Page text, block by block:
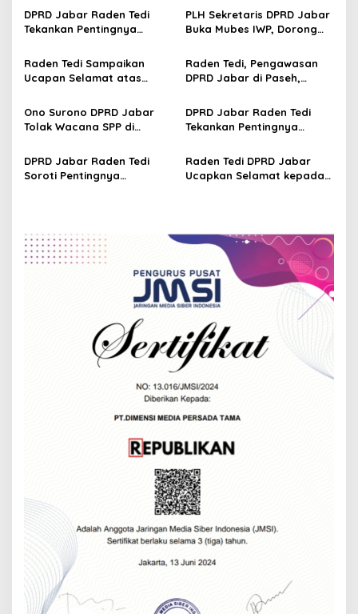
v
g
a
t
i
o
n
DPRD Jabar Raden Tedi
Tekankan Pentingnya
Pengendalian
Pembangunan yang Tepat
Sasaran
PLH Sekretaris DPRD Jabar
Buka Mubes IWP, Dorong
Perkuat Jurnalisme
Berbasis Fakta
Raden Tedi Sampaikan
Ucapan Selamat atas
Musyawarah Besar Ikatan
Wartawan Parlemen DPRD
Raden Tedi, Pengawasan
DPRD Jabar di Paseh,
Rusak hingga KIS Dicoret
Ono Surono DPRD Jabar
Tolak Wacana SPP di
Gratis 12 Tahun Harus
Dijamin Negara
DPRD Jabar Raden Tedi
Tekankan Pentingnya
Permukiman Berkelanjutan
di Jawa Barat
DPRD Jabar Raden Tedi
Soroti Pentingnya
Pertumbuhan Daerah
Raden Tedi DPRD Jabar
Ucapkan Selamat kepada